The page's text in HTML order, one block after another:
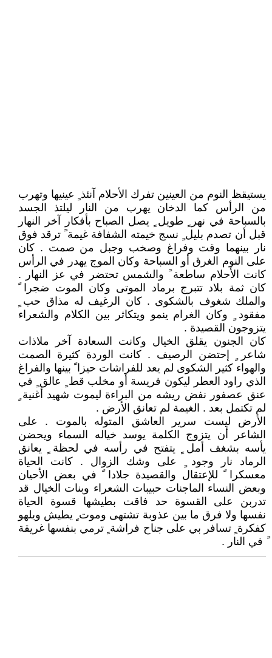
يستيقظ النوم من العينين تفرك الأحلام آنئذ ٍ عينيها وتهرب
من الرأس كما الدخان يهرب من النار ليلتذ الجسد
بالسباحة في نهر ٍ طويل ٍ يصل الصباح بأفكار آخر النهار
قبل أن تصدم بليل ٍ نسج خيمته الشفافة غيمة ً ترقد فوق
نار بينهما وقت وفراغ وصخب وجبل من صمت . كان
على النوم الغرق أو السباحة وكان الموج يهدر في الرأس
كانت الأحلام ساطعة ً والشمس تحتضر في عز النهار .
كان ثمة بلاد تتبرج برماد الموتى وكان الموت ضجرا ً
والملك شغوف بالشكوى . كان الرغيف له مذاق حب ٍ
مفقود ٍ وكان الغرام ينمو ويتكاثر بين الكلام والشعراء
يتزوجون القصيدة .
كان الجنون يقلق الخيال وكانت السعادة آخر ملاذات
شاعر ٍ إحتضن الرصيف . كانت الوردة كثيرة الصمت
والهواء كثير الشكوى لم يعد للفراشات حيزا ً بينها والفراغ
الذي راود العطر ليكون فريسة أو مخلب قط ٍ عالق ٍ في
عنق عصفور نفض ريشه من البراءة ليموت شهيد أغنية ٍ
لم تكتمل بعد . الغيمة لم تعانق الأرض .
الأرض ليست سرير العاشق المتوله بالموت . على
الشاعر أن يتزوج الكلمة يوسد خياله السماء ويحضن
يأسه بشغف أمل ٍ يتفتح في رأسه في لحظة ٍ يعانق
الرماد نار وجود ٍ على وشك الزوال . كانت الحياة
معسكرا ً للإعتقال والقصيدة جلادا ً في بعض الأحيان
وبعض النساء الماجنات حبيبات الشعراء وبنات الخيال قد
تدربن على القسوة حد فاقت بطيشها قسوة الحياة
نفسها ولا فرق ما بين عذوبة تشتهى وموت ٍ يطيش ويلهو
كفكرة ٍ تسافر بي على جناح فراشة ٍ ترمي بنفسها غريقة
ً في النار .